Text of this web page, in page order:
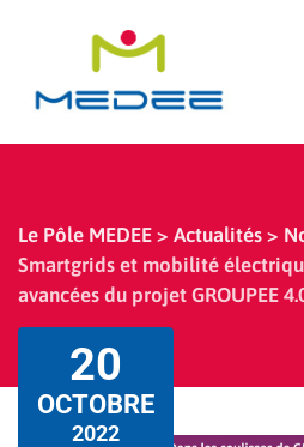
Le Pôle MEDEE > Actualités >
Smartgrids et mobilité
avancées du projet GROUPEE
20
OCTOBRE
2022